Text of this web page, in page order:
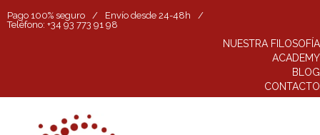
Pago 100% seguro / Envío desde 24-48h
/
Teléfono: +34 93 773 91 98
NUESTRA FILOSOFÍA
ACADEMY
BLOG
CONTACTO